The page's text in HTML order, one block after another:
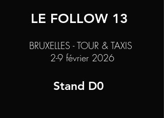
LE FOLLOW 13
BRUXELLES - TOUR & TAXIS
2-9 février 2026
Stand D0